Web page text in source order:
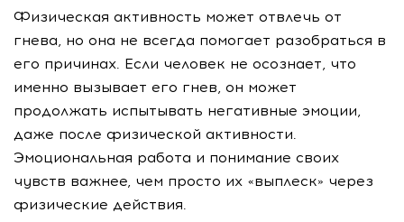
Физическая активность может отвлечь от
гнева, но она не всегда помогает разобраться в
его причинах. Если человек не осознает, что
именно вызывает его гнев, он может
продолжать испытывать негативные эмоции,
даже после физической активности.
Эмоциональная работа и понимание своих
чувств важнее, чем просто их «выплеск» через
физические действия.